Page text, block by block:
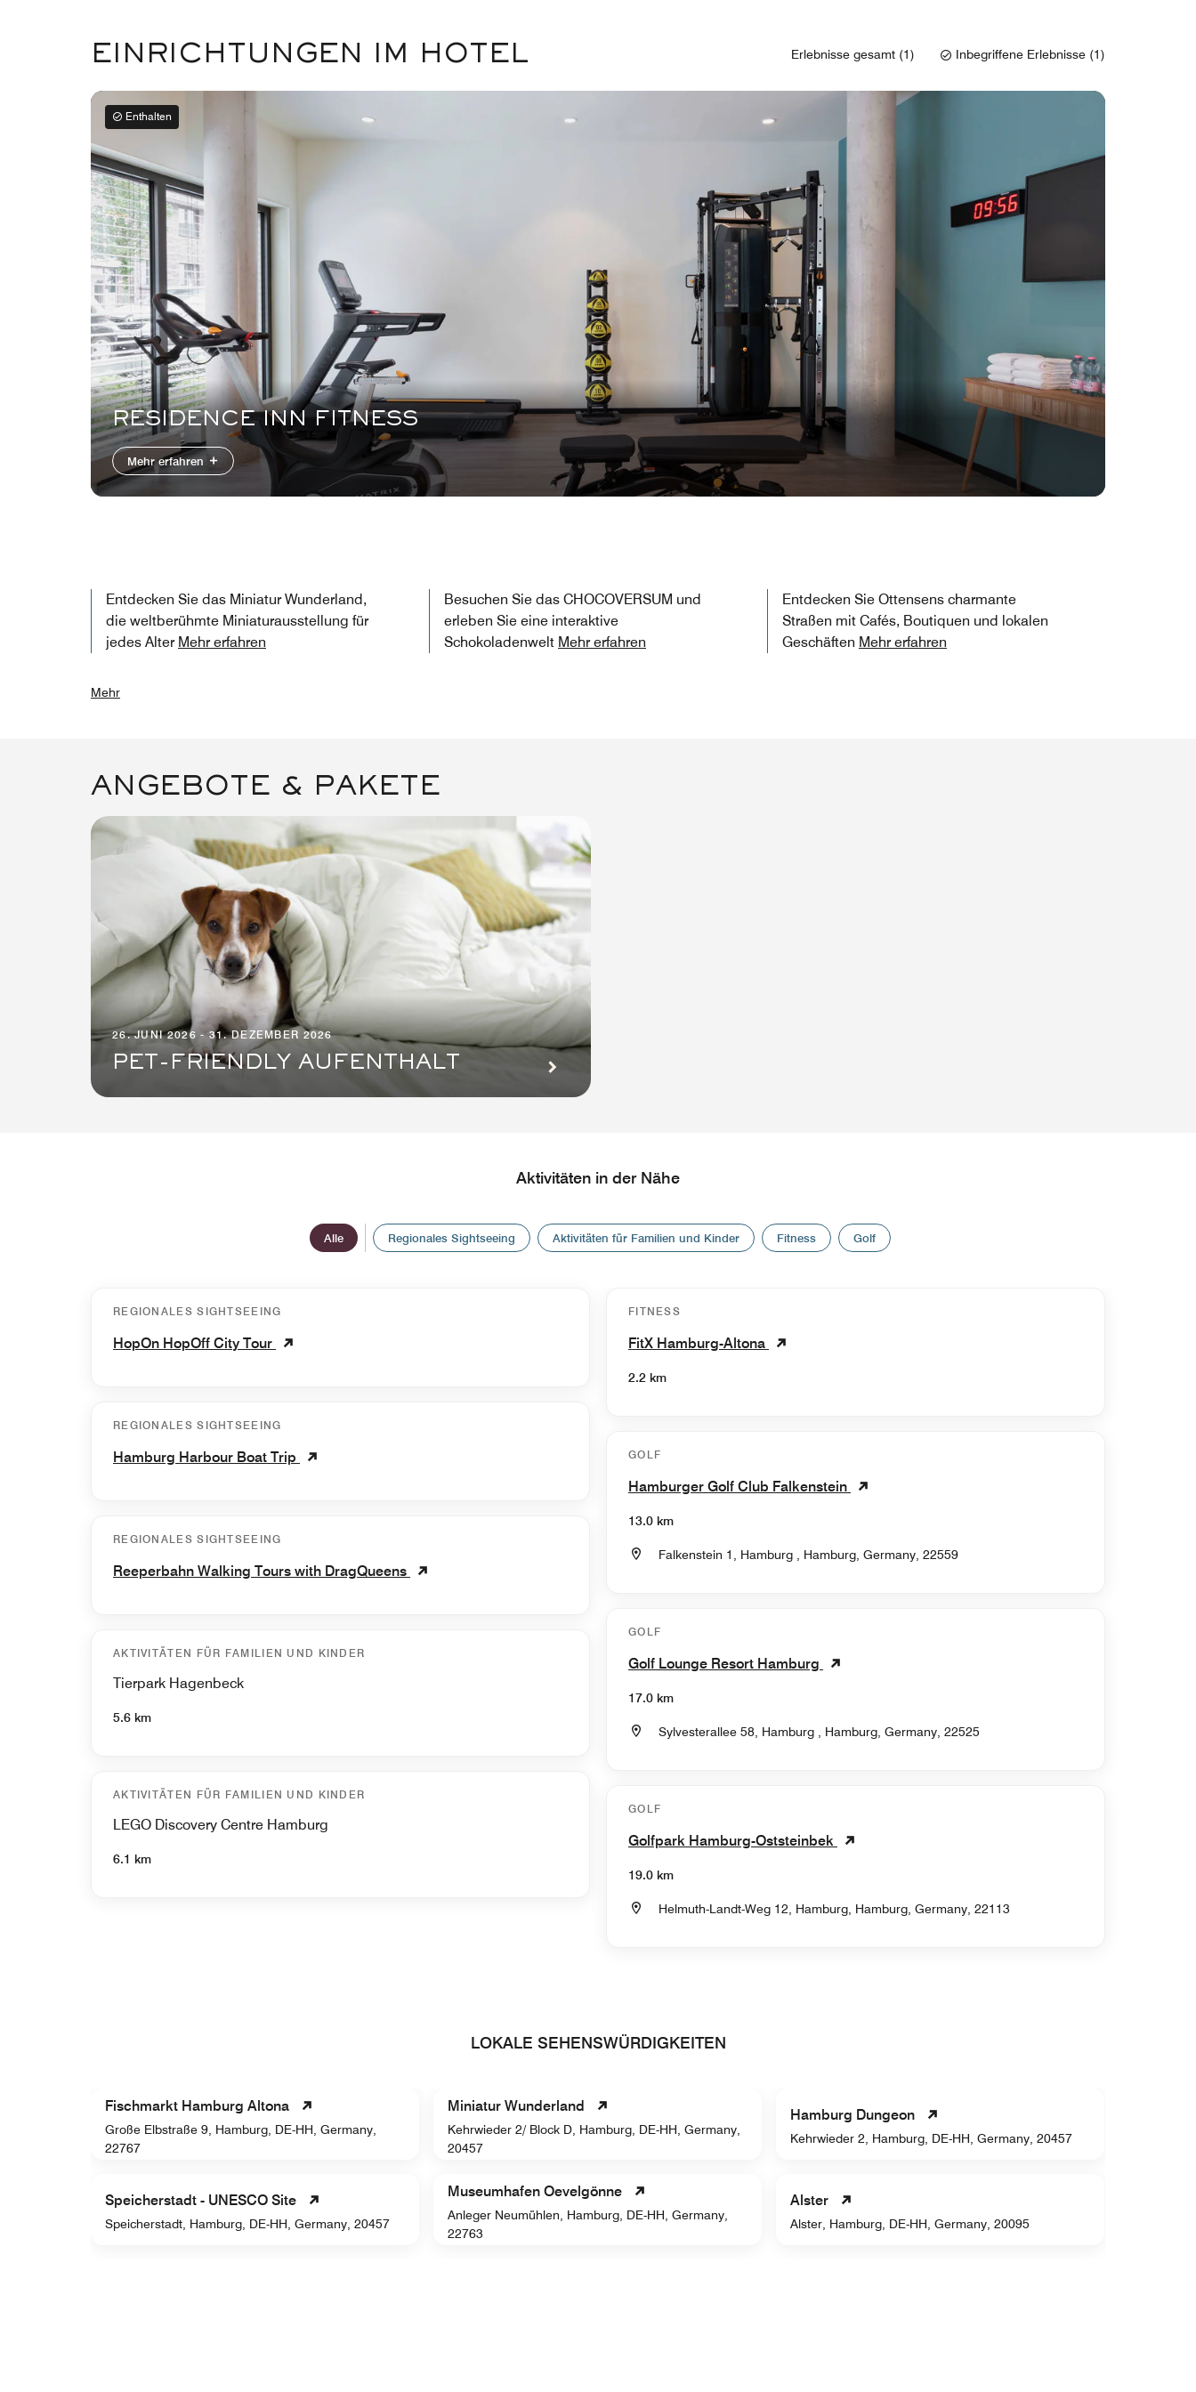
EINRICHTUNGEN IM HOTEL Erlebnisse gesamt (1) Inbegriffene Erlebnisse (1)
Enthalten
RESIDENCE INN FITNESS
Mehr erfahren
Entdecken Sie das Miniatur Wunderland,
die weltberühmte Miniaturausstellung für
jedes Alter Mehr erfahren
Besuchen Sie das CHOCOVERSUM und
erleben Sie eine interaktive
Schokoladenwelt Mehr erfahren
Entdecken Sie Ottensens charmante
Straßen mit Cafés, Boutiquen und lokalen
Geschäften Mehr erfahren
Mehr
ANGEBOTE & PAKETE
26. JUNI 2026 - 31. DEZEMBER 2026
PET-FRIENDLY AUFENTHALT
Aktivitäten in der Nähe
Alle Regionales Sightseeing Aktivitäten für Familien und Kinder Fitness Golf
REGIONALES SIGHTSEEING
HopOn HopOff City Tour
REGIONALES SIGHTSEEING
Hamburg Harbour Boat Trip
REGIONALES SIGHTSEEING
Reeperbahn Walking Tours with DragQueens
AKTIVITÄTEN FÜR FAMILIEN UND KINDER
Tierpark Hagenbeck
5.6 km
AKTIVITÄTEN FÜR FAMILIEN UND KINDER
LEGO Discovery Centre Hamburg
6.1 km
FITNESS
FitX Hamburg-Altona
2.2 km
GOLF
Hamburger Golf Club Falkenstein
13.0 km
Falkenstein 1, Hamburg , Hamburg, Germany, 22559
GOLF
Golf Lounge Resort Hamburg
17.0 km
Sylvesterallee 58, Hamburg , Hamburg, Germany, 22525
GOLF
Golfpark Hamburg-Oststeinbek
19.0 km
Helmuth-Landt-Weg 12, Hamburg, Hamburg, Germany, 22113
LOKALE SEHENSWÜRDIGKEITEN
Fischmarkt Hamburg Altona
Große Elbstraße 9, Hamburg, DE-HH, Germany,
22767
Miniatur Wunderland
Kehrwieder 2/ Block D, Hamburg, DE-HH, Germany,
20457
Hamburg Dungeon
Kehrwieder 2, Hamburg, DE-HH, Germany, 20457
Speicherstadt - UNESCO Site
Speicherstadt, Hamburg, DE-HH, Germany, 20457
Museumhafen Oevelgönne
Anleger Neumühlen, Hamburg, DE-HH, Germany,
22763
Alster
Alster, Hamburg, DE-HH, Germany, 20095